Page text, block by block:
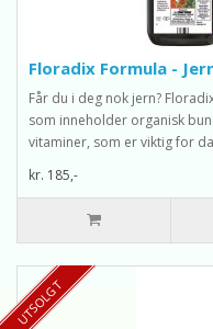
Floradix Formula -
Får du i deg nok jern?
som inneholder organisk
vitaminer, som er viktig for
kr. 185,-
UTSOLGT